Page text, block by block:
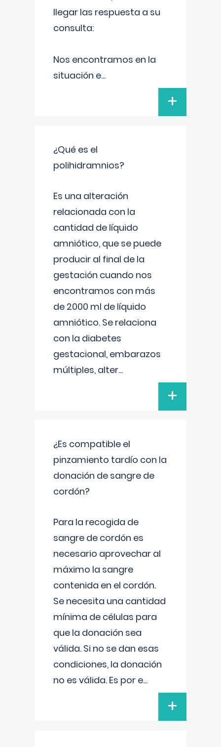
llegar las respuesta a su
consulta:
Nos encontramos en la
situación e...
+
¿Qué es el
polihidramnios?
Es una alteración
relacionada con la
cantidad de líquido
amniótico, que se puede
producir al final de la
gestación cuando nos
encontramos con más
de 2000 ml de líquido
amniótico. Se relaciona
con la diabetes
gestacional, embarazos
múltiples, alter...
+
¿Es compatible el
pinzamiento tardío con la
donación de sangre de
cordón?
Para la recogida de
sangre de cordón es
necesario aprovechar al
máximo la sangre
contenida en el cordón.
Se necesita una cantidad
mínima de células para
que la donación sea
válida. Si no se dan esas
condiciones, la donación
no es válida. Es por e...
+